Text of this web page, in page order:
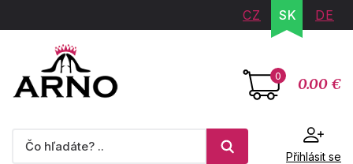
CZ SK DE
0 0.00 €
Přihlásit se